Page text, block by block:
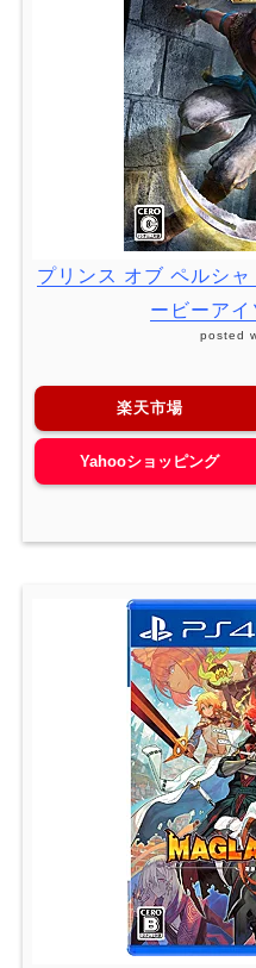
プリンス オブ ペルシ
ービーア
posted
楽天市場
Yahooショッピング